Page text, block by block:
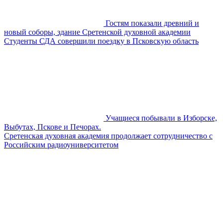
Гостям показали древний и
новый соборы, здание Сретенской духовной академии
Студенты СДА совершили поездку в Псковскую область
Учащиеся побывали в Изборске,
Выбутах, Пскове и Печорах.
Сретенская духовная академия продолжает сотрудничество с
Российским радиоуниверситетом